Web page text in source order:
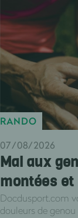
RANDO
07/08/2026
Mal aux
montées et
Docdusport.com
douleurs de genou